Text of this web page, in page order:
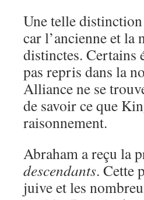
Une telle
car l’ancienne et la
distinctes. Certains
pas repris dans la
Alliance ne se
de savoir ce que
raisonnement.
Abraham a reçu la
descendants. Cette
juive et les